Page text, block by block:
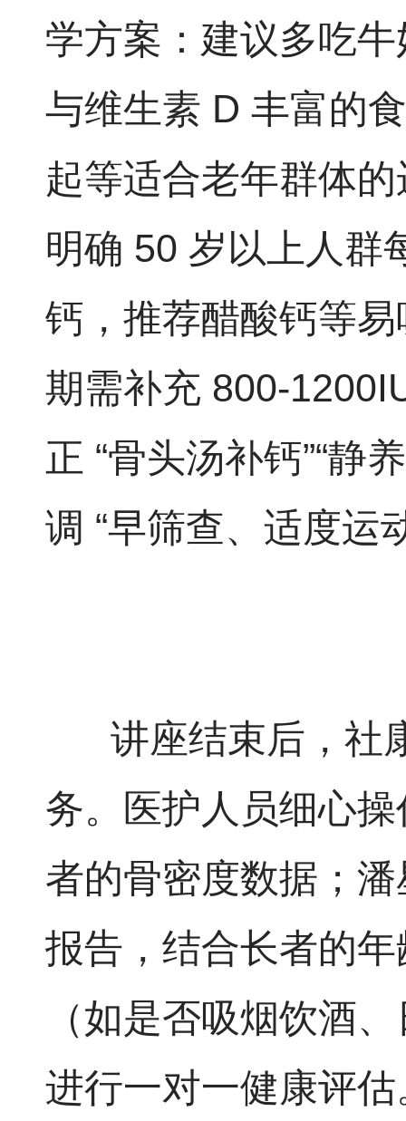
学方案：建议多吃
与维生素 D 丰富的
起等适合老年群体
明确 50 岁以上人群
钙，推荐醋酸钙等
期需补充 800-
正 “骨头汤补钙”“静
调 “早筛查、适度运
讲座结束后，社
务。医护人员细心
者的骨密度数据；
报告，结合长者的
（如是否吸烟饮酒
进行一对一健康评